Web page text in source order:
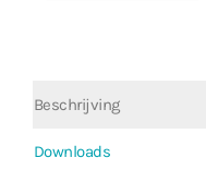
Beschrijving
Downloads